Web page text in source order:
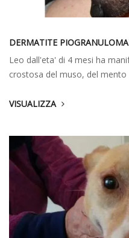
DERMATITE
Leo dall'eta' di 4 mesi ha
crostosa del muso, del mento
VISUALIZZA